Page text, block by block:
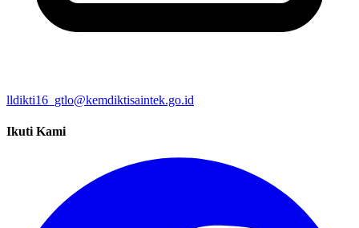
lldikti16_gtlo@kemdiktisaintek.go.id
Ikuti Kami